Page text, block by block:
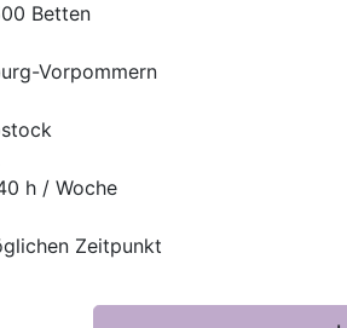
Betten
Vorpommern
h / Woche
Zeitpunkt